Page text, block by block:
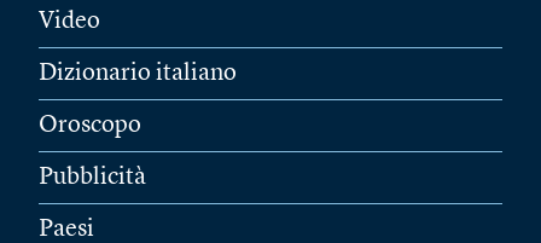
Video
Dizionario italiano
Oroscopo
Pubblicità
Paesi